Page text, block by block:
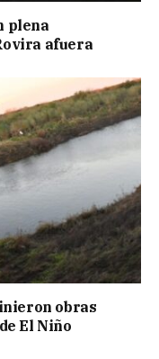
plena
afuera
obras
El Niño